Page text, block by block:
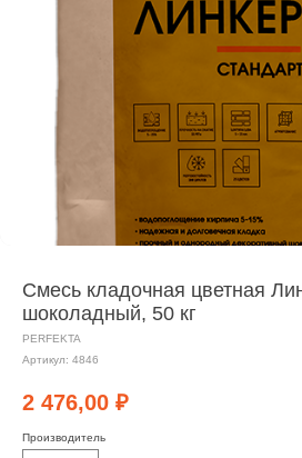
Смесь кладочная цветная
шоколадный, 50 кг
PERFEKTA
Артикул: 4846
2 476,00 ₽
Производитель